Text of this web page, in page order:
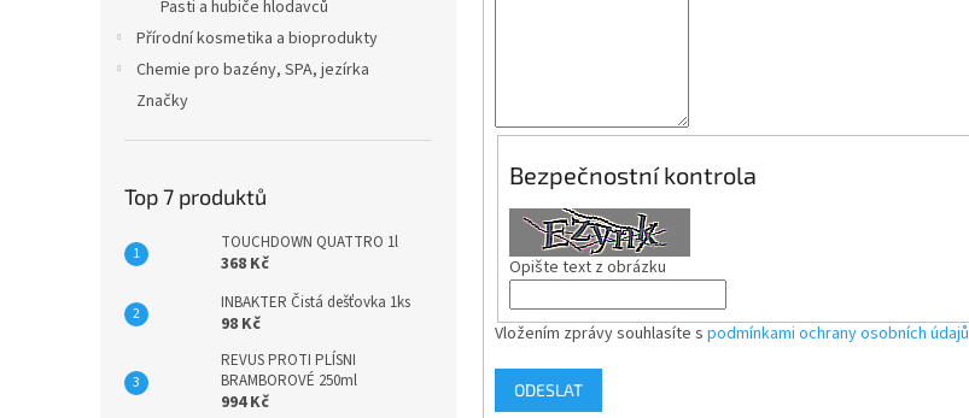
Pasti a hubiče hlodavců
Přírodní kosmetika a bioprodukty
Chemie pro bazény, SPA, jezírka
Značky
Top 7 produktů
TOUCHDOWN QUATTRO 1l
368 Kč
INBAKTER Čistá dešťovka 1ks
98 Kč
REVUS PROTI PLÍSNI
BRAMBOROVÉ 250ml
994 Kč
Bezpečnostní kontrola
Opište text z obrázku
Vložením zprávy souhlasíte s podmínkami ochrany osobních údajů
ODESLAT